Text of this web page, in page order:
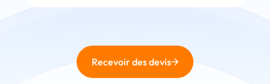
Recevoir des devis